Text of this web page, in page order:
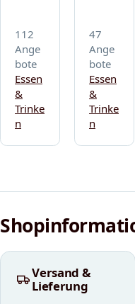
112
Ange
bote
Essen
&
Trinke
n
47
Ange
bote
Essen
&
Trinke
n
Versand &
Lieferung